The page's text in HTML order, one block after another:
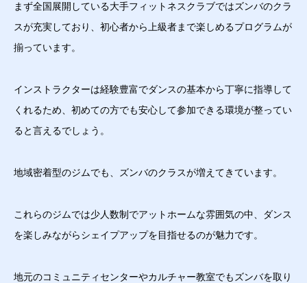
まず全国展開している大手フィットネスクラブではズンバのクラ
スが充実しており、初心者から上級者まで楽しめるプログラムが
揃っています。
インストラクターは経験豊富でダンスの基本から丁寧に指導して
くれるため、初めての方でも安心して参加できる環境が整ってい
ると言えるでしょう。
地域密着型のジムでも、ズンバのクラスが増えてきています。
これらのジムでは少人数制でアットホームな雰囲気の中、ダンス
を楽しみながらシェイプアップを目指せるのが魅力です。
地元のコミュニティセンターやカルチャー教室でもズンバを取り